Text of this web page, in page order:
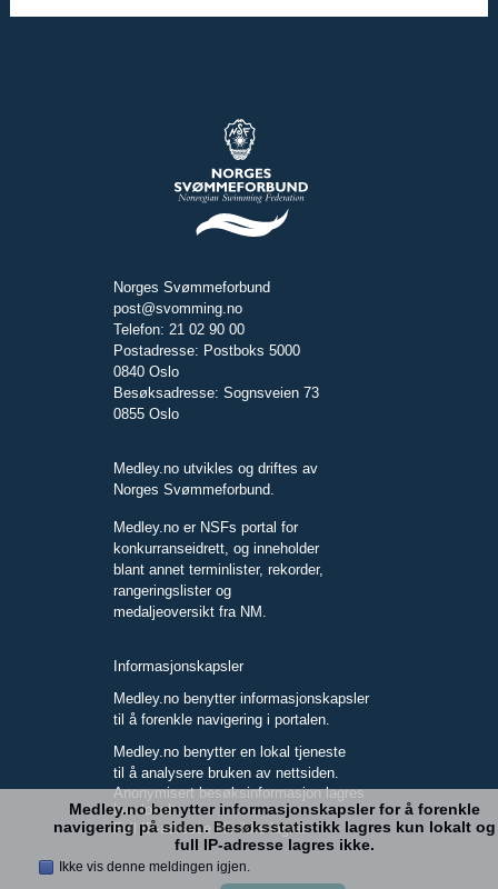
Norges Svømmeforbund
post@svomming.no
Telefon: 21 02 90 00
Postadresse: Postboks 5000
0840 Oslo
Besøksadresse: Sognsveien 73
0855 Oslo
Medley.no utvikles og driftes av
Norges Svømmeforbund.
Medley.no er NSFs portal for
konkurranseidrett, og inneholder
blant annet terminlister, rekorder,
rangeringslister og
medaljeoversikt fra NM.
Informasjonskapsler
Medley.no benytter informasjonskapsler
til å forenkle navigering i portalen.
Medley.no benytter en lokal tjeneste
til å analysere bruken av nettsiden.
Anonymisert besøksinformasjon lagres
kun lokalt.
Full IP-adresse blir ikke lagret.
Medley.no benytter informasjonskapsler for å forenkle
navigering på siden. Besøksstatistikk lagres kun lokalt og
full IP-adresse lagres ikke.
Ikke vis denne meldingen igjen.